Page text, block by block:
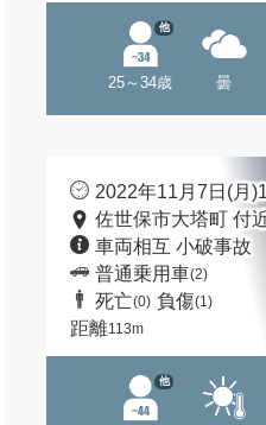
25～34歳
他
曇
2022年11月7日(月
佐世保市大塔町 付
車両相互 小破事故
普通乗用車(2)
死亡(0) 負傷(1)
距離113m
他